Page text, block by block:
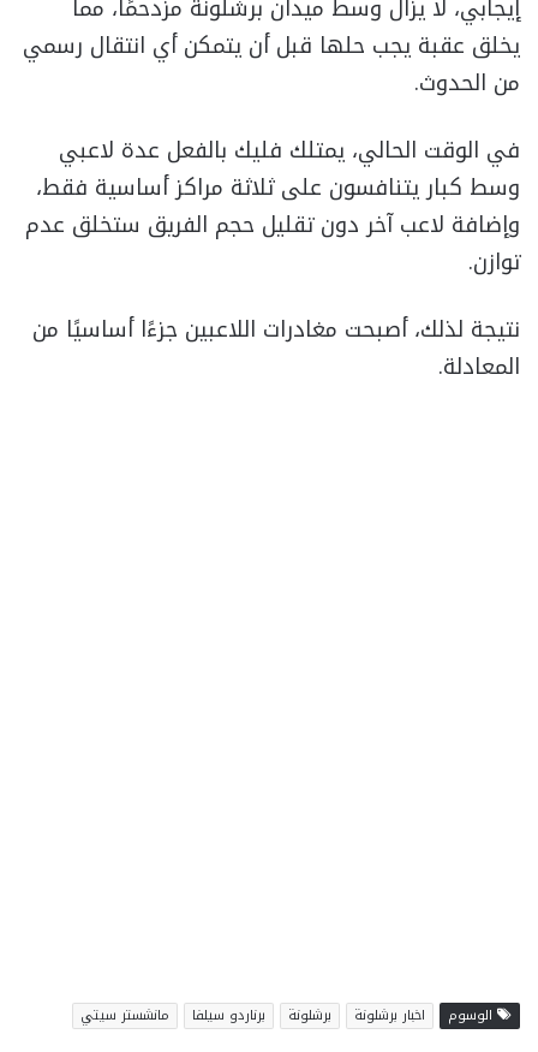
إيجابي، لا يزال وسط ميدان برشلونة مزدحمًا، مما
يخلق عقبة يجب حلها قبل أن يتمكن أي انتقال رسمي
من الحدوث.
في الوقت الحالي، يمتلك فليك بالفعل عدة لاعبي
وسط كبار يتنافسون على ثلاثة مراكز أساسية فقط،
وإضافة لاعب آخر دون تقليل حجم الفريق ستخلق عدم
توازن.
نتيجة لذلك، أصبحت مغادرات اللاعبين جزءًا أساسيًا من
المعادلة.
الوسوم اخبار برشلونة برشلونة برناردو سيلفا مانشستر سيتي